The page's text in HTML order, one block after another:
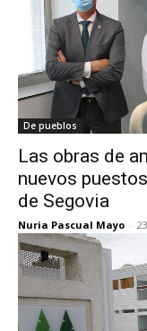
De pueblos
Las obras de
nuevos
de Segovia
Nuria Pascual Mayo -